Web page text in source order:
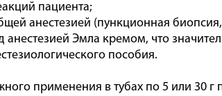
пациента;
анестезией (пункционная
анестезией Эмла кремом, что
пособия.
применения в тубах по 5 или 30 г